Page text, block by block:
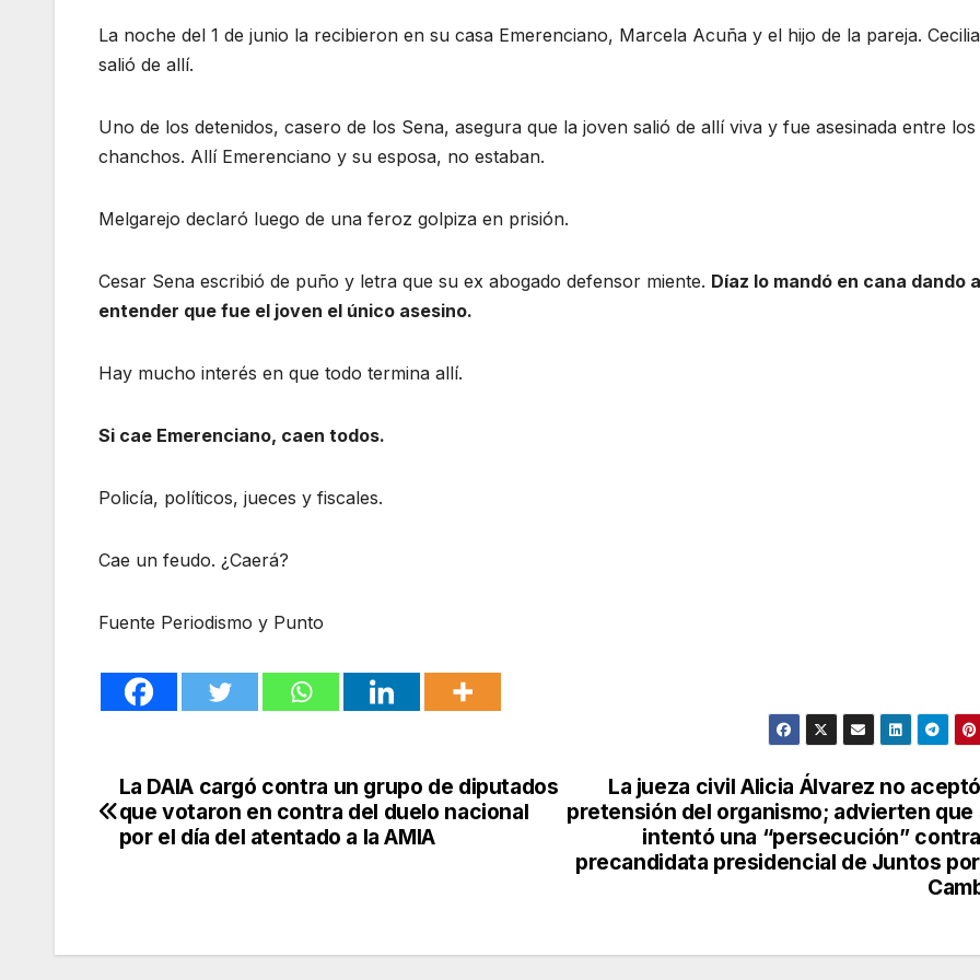
La noche del 1 de junio la recibieron en su casa Emerenciano, Marcela Acuña y el hijo de la pareja.
salió de allí.
Uno de los detenidos, casero de los Sena, asegura que la joven salió de allí viva y fue asesinada entre los
chanchos. Allí Emerenciano y su esposa, no estaban.
Melgarejo declaró luego de una feroz golpiza en prisión.
Cesar Sena escribió de puño y letra que su ex abogado defensor miente. Díaz lo mandó en cana dando a
entender que fue el joven el único asesino.
Hay mucho interés en que todo termina allí.
Si cae Emerenciano, caen todos.
Policía, políticos, jueces y fiscales.
Cae un feudo. ¿Caerá?
Fuente Periodismo y Punto
Navegación
de
La jueza civil Alicia Álvarez no
pretensión del organismo; advierten que
intentó una “persecución”
precandidata presidencial de Juntos
La DAIA cargó contra un grupo de diputados
que votaron en contra del duelo nacional
por el día del atentado a la AMIA